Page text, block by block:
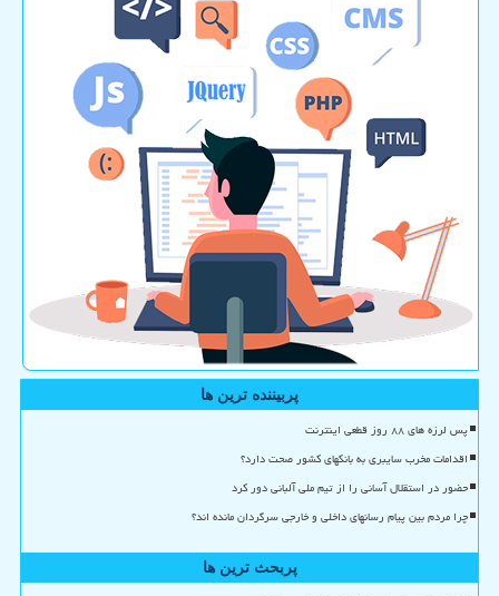
پربیننده ترین ها
پس لرزه های ۸۸ روز قطعی اینترنت
اقدامات مخرب سایبری به بانکهای کشور صحت دارد؟
حضور در استقلال آسانی را از تیم ملی آلبانی دور کرد
چرا مردم بین پیام رسانهای داخلی و خارجی سرگردان مانده اند؟
پربحث ترین ها